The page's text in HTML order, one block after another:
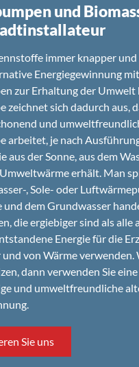
und
immer knapper
Energiegewinnung
zur Erhaltung der Umwelt
zeichnet sich dadurch aus,
und
arbeitet, je nach
aus der Sonne, aus dem
erhält. Man
, Sole- oder
und dem Grundwasser
die ergiebiger sind als alle
Energie für die
von Wärme verwenden.
dann verwenden Sie
und umweltfreundliche
Sie uns